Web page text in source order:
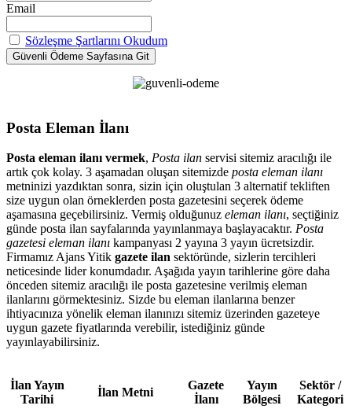
Email
Sözleşme Şartlarını Okudum
Posta Eleman İlanı
Posta eleman ilanı vermek, Posta ilan servisi sitemiz aracılığı ile
artık çok kolay. 3 aşamadan oluşan sitemizde posta eleman ilanı
metninizi yazdıktan sonra, sizin için oluştulan 3 alternatif tekliften
size uygun olan örneklerden posta gazetesini seçerek ödeme
aşamasına geçebilirsiniz. Vermiş olduğunuz eleman ilanı, seçtiğiniz
günde posta ilan sayfalarında yayınlanmaya başlayacaktır. Posta
gazetesi eleman ilanı kampanyası 2 yayına 3 yayın ücretsizdir.
Firmamız Ajans Yitik gazete ilan sektöründe, sizlerin tercihleri
neticesinde lider konumdadır. Aşağıda yayın tarihlerine göre daha
önceden sitemiz aracılığı ile posta gazetesine verilmiş eleman
ilanlarını görmektesiniz. Sizde bu eleman ilanlarına benzer
ihtiyacınıza yönelik eleman ilanınızı sitemiz üzerinden gazeteye
uygun gazete fiyatlarında verebilir, istediğiniz günde
yayınlayabilirsiniz.
İlan Yayın
Tarihi
İlan Metni
Gazete
İlanı
Yayın
Bölgesi
Sektör /
Kategori